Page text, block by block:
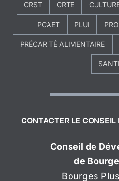
CRST CRTE
PCAET PLUI
PRÉCARITÉ ALIMENTAIRE
CONTACTER LE CONSEIL
Conseil de
de
Bourges